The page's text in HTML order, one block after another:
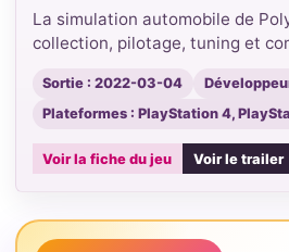
La simulation automobile de
collection, pilotage, tuning et
Sortie : 2022-03-04
Plateformes : PlayStation 4,
Voir la fiche du jeu Voir le trailer